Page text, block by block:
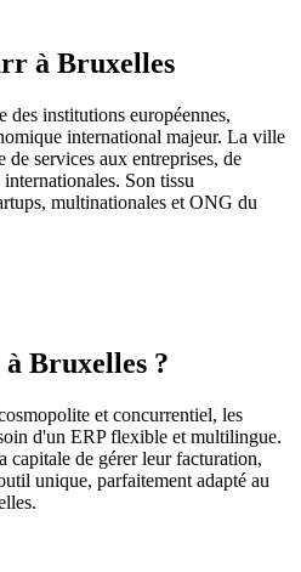
à Bruxelles
des institutions européennes,
international majeur. La ville
de services aux entreprises, de
Son tissu
multinationales et ONG du
Bruxelles ?
et concurrentiel, les
d'un ERP flexible et multilingue.
de gérer leur facturation,
unique, parfaitement adapté au